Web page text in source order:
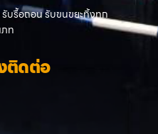
รับรื้อถอน รับขนขยะทิ้งทุก
ภท
ติดต่อ